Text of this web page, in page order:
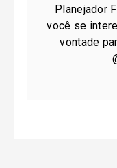
Planejador
você se
vontade